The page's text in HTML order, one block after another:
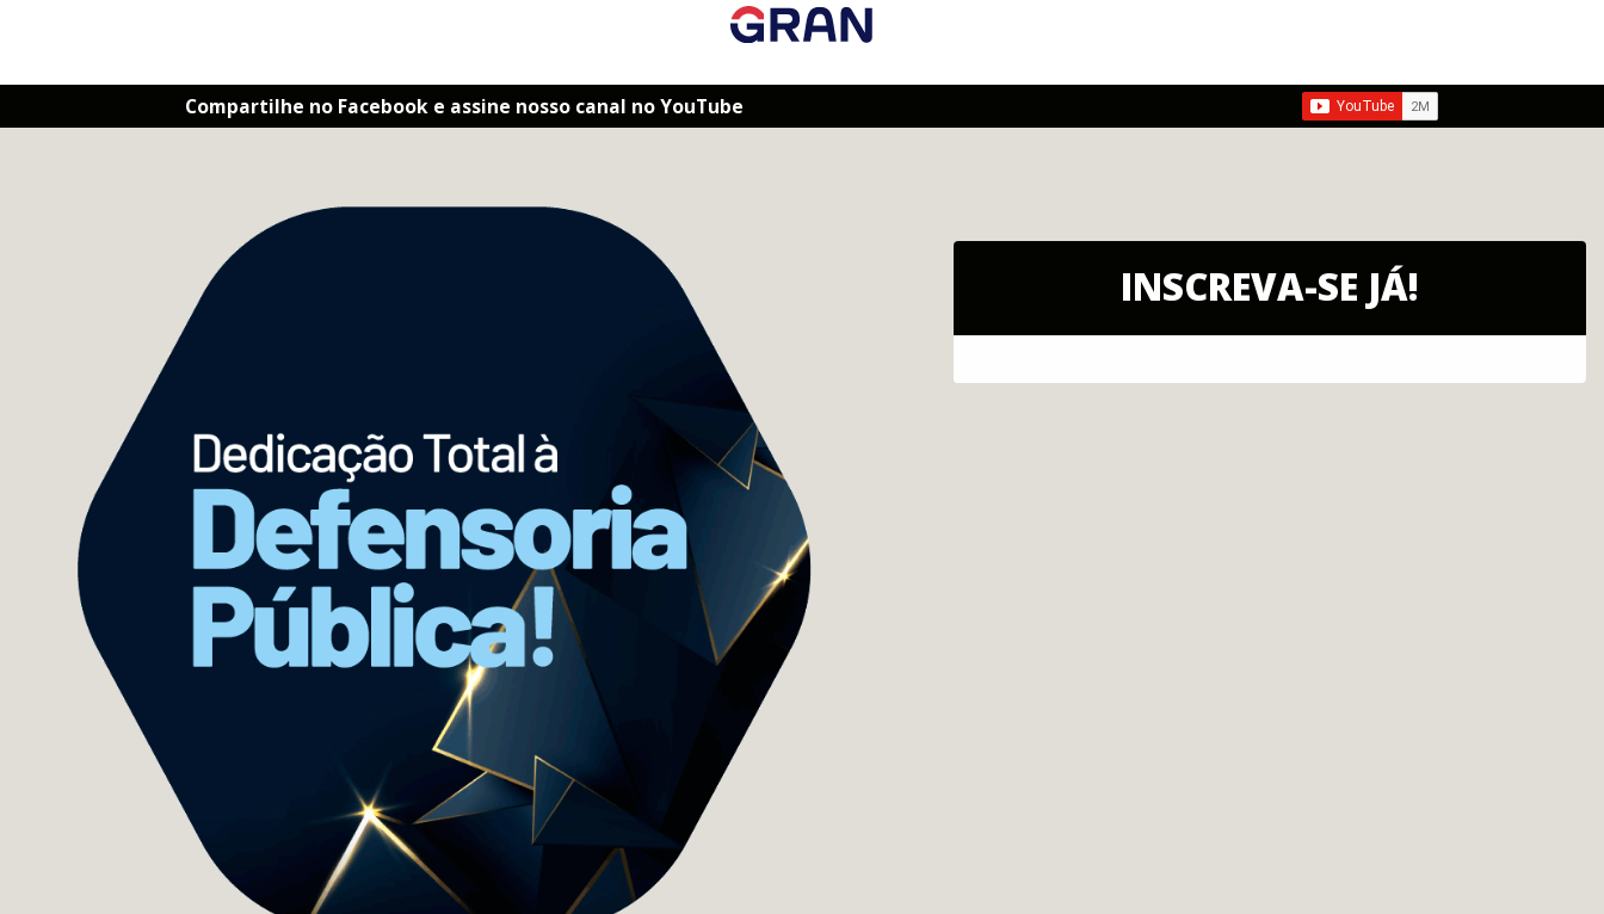
Compartilhe no Facebook e assine nosso canal no YouTube
INSCREVA-SE JÁ!